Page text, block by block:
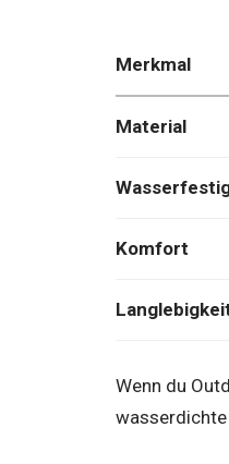
Merkmal
Material
Komfort
Wenn du